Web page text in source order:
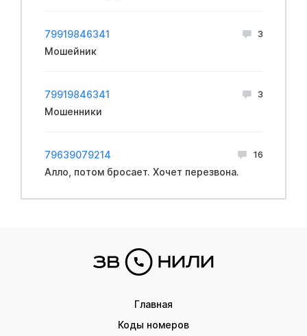
79919846341 3
Мошейник
79919846341 3
Мошенники
79639079214 16
Алло, потом бросает. Хочет перезвона.
Главная
Коды номеров